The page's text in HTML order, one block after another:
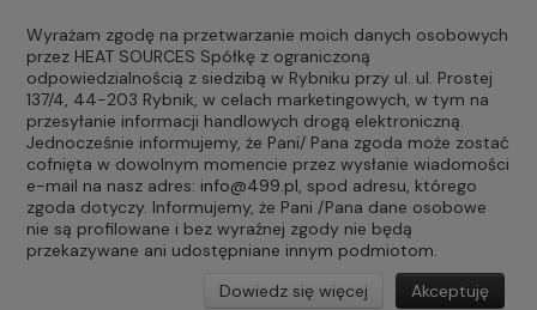
Wyrażam zgodę na przetwarzanie moich danych osobowych
przez HEAT SOURCES Spółkę z ograniczoną
odpowiedzialnością z siedzibą w Rybniku przy ul. ul. Prostej
137/4, 44-203 Rybnik, w celach marketingowych, w tym na
przesyłanie informacji handlowych drogą elektroniczną.
Jednocześnie informujemy, że Pani/ Pana zgoda może zostać
cofnięta w dowolnym momencie przez wysłanie wiadomości
e-mail na nasz adres: info@499.pl, spod adresu, którego
zgoda dotyczy. Informujemy, że Pani /Pana dane osobowe
nie są profilowane i bez wyraźnej zgody nie będą
przekazywane ani udostępniane innym podmiotom.
Akceptuję
Dowiedz się więcej